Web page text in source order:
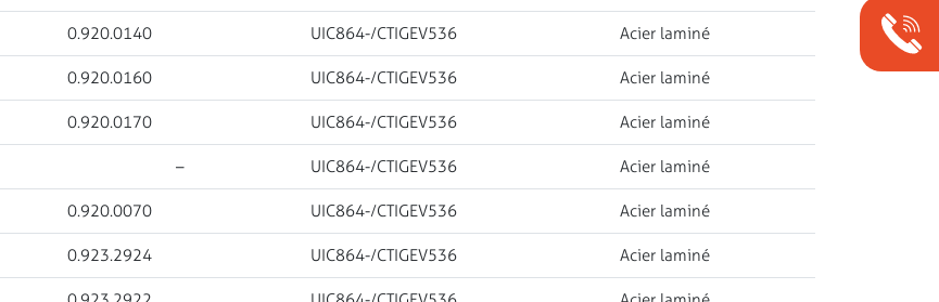
0.920.0140 UIC864-/CTIGEV536 Acier laminé
0.920.0160 UIC864-/CTIGEV536 Acier laminé
0.920.0170 UIC864-/CTIGEV536 Acier laminé
– UIC864-/CTIGEV536 Acier laminé
0.920.0070 UIC864-/CTIGEV536 Acier laminé
0.923.2924 UIC864-/CTIGEV536 Acier laminé